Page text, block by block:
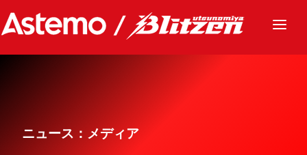
ニュース
グッズ
ニュース：メディア